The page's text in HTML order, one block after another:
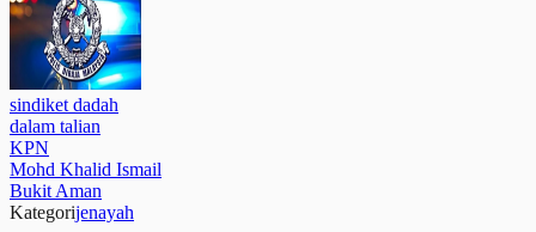
sindiket dadah
dalam talian
KPN
Mohd Khalid Ismail
Bukit Aman
Kategorijenayah